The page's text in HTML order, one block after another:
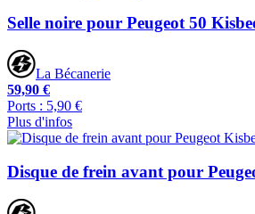
Selle noire pour Peugeot 50
La Bécanerie
59,90 €
Ports : 5,90 €
Plus d'infos
Disque de frein avant pour